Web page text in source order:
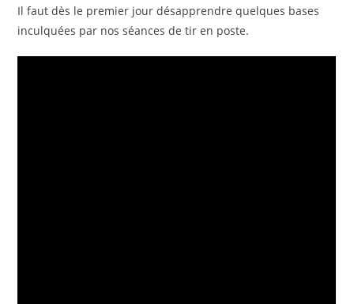
Il faut dès le premier jour désapprendre quelques bases
inculquées par nos séances de tir en poste.